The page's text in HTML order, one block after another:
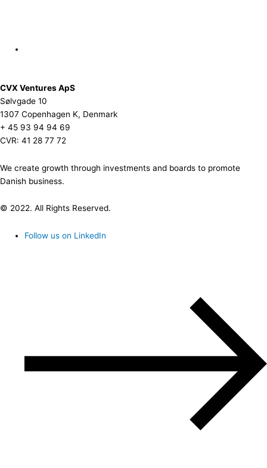
CVX Ventures ApS
Sølvgade 10
1307 Copenhagen K, Denmark
+ 45 93 94 94 69
CVR: 41 28 77 72
We create growth through investments and boards to promote
Danish business.
© 2022. All Rights Reserved.
Follow us on LinkedIn